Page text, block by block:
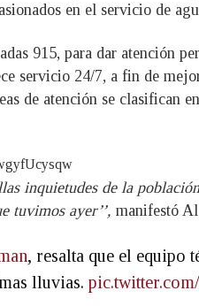
en el servicio de
915, para dar atención
servicio 24/7, a fin de
de atención se clasifican
inquietudes de la
tuvimos ayer’’, manifestó
, resalta que el equipo
lluvias.